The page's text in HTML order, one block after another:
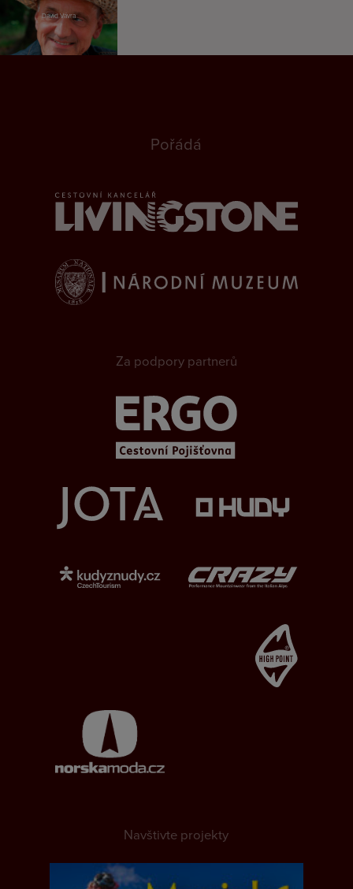
David Vávra
Pořádá
Za podpory partnerů
Navštivte projekty